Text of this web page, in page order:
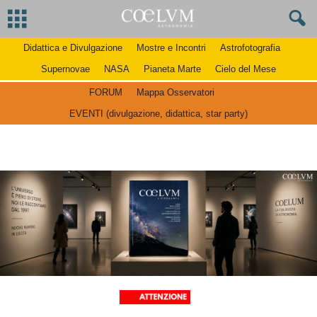
Didattica e Divulgazione Mostre e Incontri
Astrofotografia
Supernovae
NASA Pianeta Marte Cielo del Mese
FORUM
Mappa Osservatori
EVENTI (divulgazione, didattica, star party)